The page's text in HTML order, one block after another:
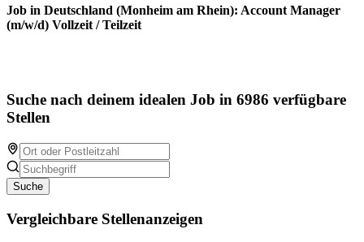
Job in Deutschland (Monheim am Rhein): Account Manager
(m/w/d) Vollzeit / Teilzeit
Suche nach deinem idealen Job in 6986 verfügbare
Stellen
Suche
Vergleichbare Stellenanzeigen